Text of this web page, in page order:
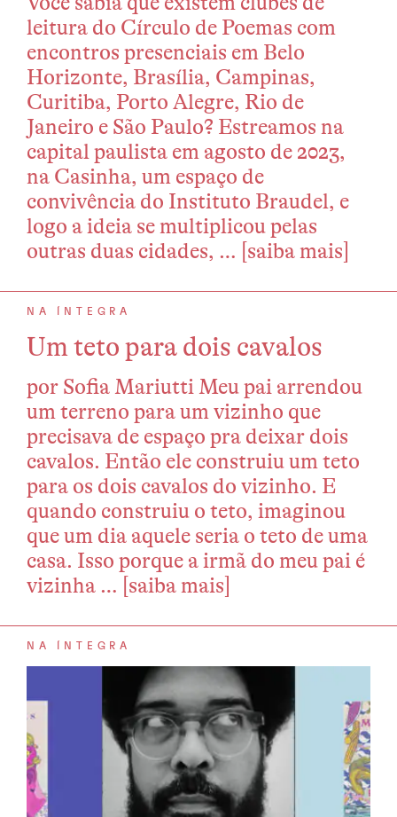
leitura do Círculo de Poemas com
encontros presenciais em Belo
Horizonte, Brasília, Campinas,
Curitiba, Porto Alegre, Rio de
Janeiro e São Paulo? Estreamos na
capital paulista em agosto de 2023,
na Casinha, um espaço de
convivência do Instituto Braudel, e
logo a ideia se multiplicou pelas
outras duas cidades, … [saiba mais]
NA ÍNTEGRA
Um teto para dois cavalos
por Sofia Mariutti Meu pai arrendou
um terreno para um vizinho que
precisava de espaço pra deixar dois
cavalos. Então ele construiu um teto
para os dois cavalos do vizinho. E
quando construiu o teto, imaginou
que um dia aquele seria o teto de uma
casa. Isso porque a irmã do meu pai é
vizinha … [saiba mais]
NA ÍNTEGRA